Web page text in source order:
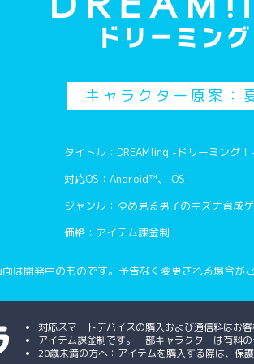
キャラクター原案：
タイトル：DREAM!ing -ドリーミング！-
対応OS：Android™、iOS
ジャンル：ゆめ見る男子のキズナ育成
価格：アイテム課金制
は開発中のものです。予告なく変更される場合が
対応スマートデバイスの購入および通信料はお客
アイテム課金制です。一部キャラクターは有料
20歳未満の方へ：アイテムを購入する際は、保